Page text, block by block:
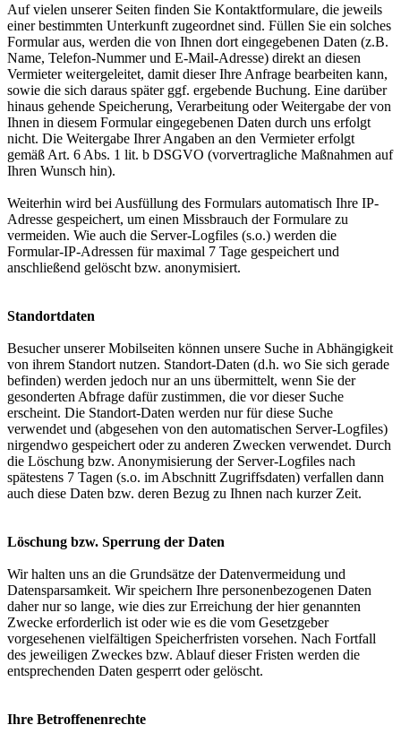
Auf vielen unserer Seiten finden Sie Kontaktformulare, die jeweils
einer bestimmten Unterkunft zugeordnet sind. Füllen Sie ein solches
Formular aus, werden die von Ihnen dort eingegebenen Daten (z.B.
Name, Telefon-Nummer und E-Mail-Adresse) direkt an diesen
Vermieter weitergeleitet, damit dieser Ihre Anfrage bearbeiten kann,
sowie die sich daraus später ggf. ergebende Buchung. Eine darüber
hinaus gehende Speicherung, Verarbeitung oder Weitergabe der von
Ihnen in diesem Formular eingegebenen Daten durch uns erfolgt
nicht. Die Weitergabe Ihrer Angaben an den Vermieter erfolgt
gemäß Art. 6 Abs. 1 lit. b DSGVO (vorvertragliche Maßnahmen auf
Ihren Wunsch hin).
Weiterhin wird bei Ausfüllung des Formulars automatisch Ihre IP-
Adresse gespeichert, um einen Missbrauch der Formulare zu
vermeiden. Wie auch die Server-Logfiles (s.o.) werden die
Formular-IP-Adressen für maximal 7 Tage gespeichert und
anschließend gelöscht bzw. anonymisiert.
Standortdaten
Besucher unserer Mobilseiten können unsere Suche in Abhängigkeit
von ihrem Standort nutzen. Standort-Daten (d.h. wo Sie sich gerade
befinden) werden jedoch nur an uns übermittelt, wenn Sie der
gesonderten Abfrage dafür zustimmen, die vor dieser Suche
erscheint. Die Standort-Daten werden nur für diese Suche
verwendet und (abgesehen von den automatischen Server-Logfiles)
nirgendwo gespeichert oder zu anderen Zwecken verwendet. Durch
die Löschung bzw. Anonymisierung der Server-Logfiles nach
spätestens 7 Tagen (s.o. im Abschnitt Zugriffsdaten) verfallen dann
auch diese Daten bzw. deren Bezug zu Ihnen nach kurzer Zeit.
Löschung bzw. Sperrung der Daten
Wir halten uns an die Grundsätze der Datenvermeidung und
Datensparsamkeit. Wir speichern Ihre personenbezogenen Daten
daher nur so lange, wie dies zur Erreichung der hier genannten
Zwecke erforderlich ist oder wie es die vom Gesetzgeber
vorgesehenen vielfältigen Speicherfristen vorsehen. Nach Fortfall
des jeweiligen Zweckes bzw. Ablauf dieser Fristen werden die
entsprechenden Daten gesperrt oder gelöscht.
Ihre Betroffenenrechte